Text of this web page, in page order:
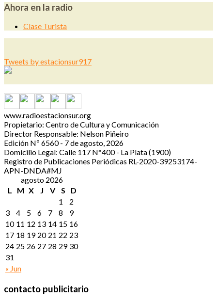
Ahora en la radio
Clase Turista
Tweets by estacionsur917
www.radioestacionsur.org
Propietario: Centro de Cultura y Comunicación
Director Responsable: Nelson Piñeiro
Edición Nº 6560 - 7 de agosto, 2026
Domicilio Legal: Calle 117 N°400 - La Plata (1900)
Registro de Publicaciones Periódicas RL-2020-39253174-
APN-DNDA#MJ
agosto 2026
L
M X J V S D
« Jun
1
2
3
4 5 6 7 8
9
10 11 12 13 14 15 16
17 18 19 20 21 22 23
24 25 26 27 28 29 30
31
contacto publicitario